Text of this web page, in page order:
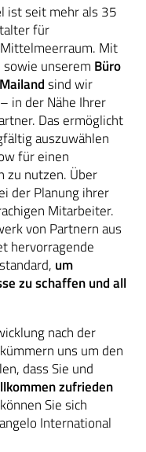
l ist seit mehr als 35
für
Mit
sowie unserem Büro
sind wir
in der Nähe Ihrer
Das ermöglicht
auszuwählen
für einen
zu nutzen. Über
der Planung ihrer
Mitarbeiter.
von Partnern aus
hervorragende
um
zu schaffen und all
nach der
uns um den
dass Sie und
zufrieden
Sie sich
International